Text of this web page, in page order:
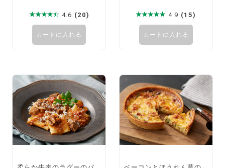
4.6 (20)
カートに入れる
4.9 (15)
カートに入れる